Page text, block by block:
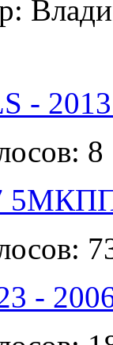
- 2013
8
-